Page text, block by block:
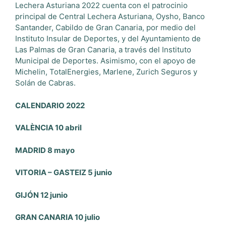
Lechera Asturiana 2022 cuenta con el patrocinio
principal de Central Lechera Asturiana, Oysho, Banco
Santander, Cabildo de Gran Canaria, por medio del
Instituto Insular de Deportes, y del Ayuntamiento de
Las Palmas de Gran Canaria, a través del Instituto
Municipal de Deportes. Asimismo, con el apoyo de
Michelin, TotalEnergies, Marlene, Zurich Seguros y
Solán de Cabras.
CALENDARIO 2022
VALÈNCIA 10 abril
MADRID 8 mayo
VITORIA – GASTEIZ 5 junio
GIJÓN 12 junio
GRAN CANARIA 10 julio